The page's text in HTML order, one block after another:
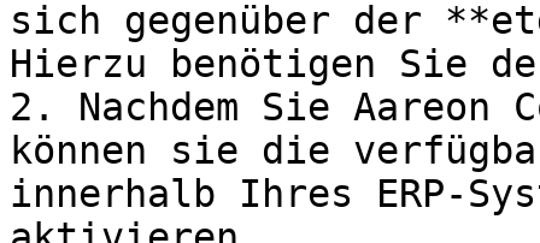
sich gegenüber der
Hierzu benötigen Sie
2. Nachdem Sie Aareon
können sie die
innerhalb Ihres ERP-